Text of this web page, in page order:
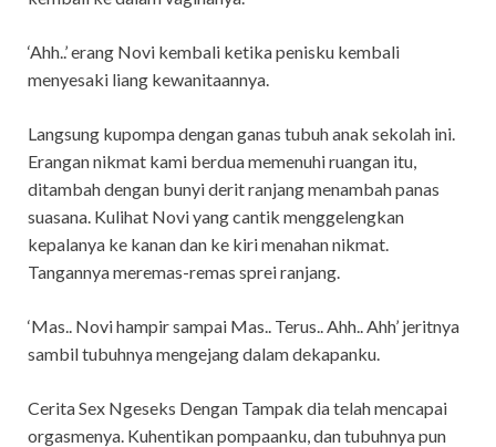
‘Ahh..’ erang Novi kembali ketika penisku kembali
menyesaki liang kewanitaannya.
Langsung kupompa dengan ganas tubuh anak sekolah ini.
Erangan nikmat kami berdua memenuhi ruangan itu,
ditambah dengan bunyi derit ranjang menambah panas
suasana. Kulihat Novi yang cantik menggelengkan
kepalanya ke kanan dan ke kiri menahan nikmat.
Tangannya meremas-remas sprei ranjang.
‘Mas.. Novi hampir sampai Mas.. Terus.. Ahh.. Ahh’ jeritnya
sambil tubuhnya mengejang dalam dekapanku.
Cerita Sex Ngeseks Dengan Tampak dia telah mencapai
orgasmenya. Kuhentikan pompaanku, dan tubuhnya pun